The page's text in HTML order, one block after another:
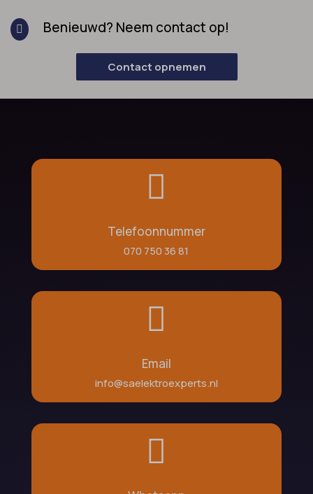
 Benieuwd? Neem contact op!
Contact opnemen

Telefoonnummer
070 750 36 81

Email
info@saelektroexperts.nl
